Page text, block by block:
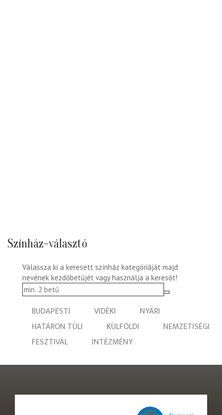
Színház-választó
Válassza ki a keresett színház kategóriáját majd
nevének kezdőbetűjét vagy használja a keresőt!
BUDAPESTI VIDÉKI
NYÁRI
HATÁRON TÚLI
KÜLFÖLDI
NEMZETISÉGI
FESZTIVÁL
INTÉZMÉNY